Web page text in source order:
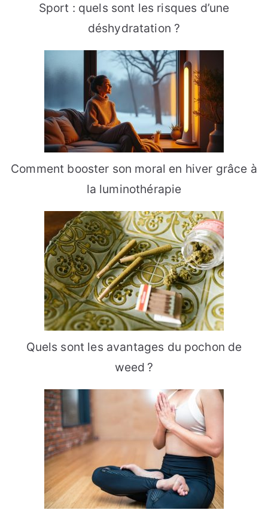
Sport : quels sont les risques d’une
déshydratation ?
Comment booster son moral en hiver grâce à
la luminothérapie
Quels sont les avantages du pochon de
weed ?